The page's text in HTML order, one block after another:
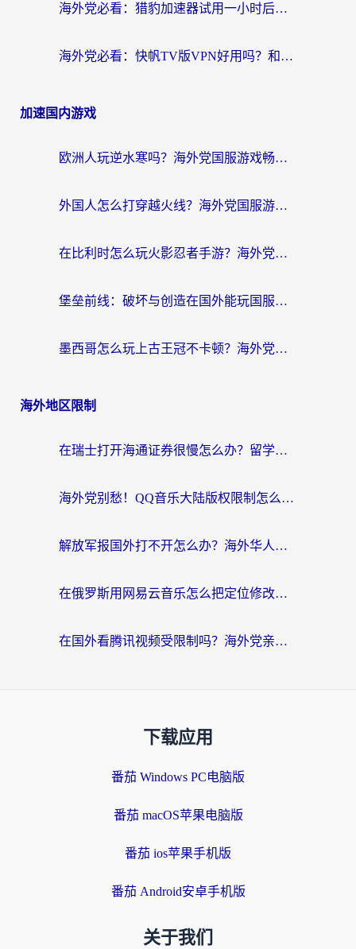
海外党必看：猎豹加速器试用一小时后，我终于找到无缝访问国内资源的正确姿势
海外党必看：快帆TV版VPN好用吗？和畅游VPN对比哪个回国效果更好？附实用选择指南
加速国内游戏
欧洲人玩逆水寒吗？海外党国服游戏畅玩终极指南（附低延迟秘籍）
外国人怎么打穿越火线？海外党国服游戏加速器终极攻略（附3大热门游戏解决方案）
在比利时怎么玩火影忍者手游？海外党亲测有效的国服游戏加速指南
堡垒前线：破坏与创造在国外能玩国服吗？海外玩家国服畅玩终极指南
墨西哥怎么玩上古王冠不卡顿？海外党国服游戏加速器选择全攻略
海外地区限制
在瑞士打开海通证券很慢怎么办？留学生&海外华人的回国加速全攻略
海外党别愁！QQ音乐大陆版权限制怎么破？附咪咕视频、B站地区限制解除全攻略
解放军报国外打不开怎么办？海外华人必备回国加速指南，看奥运拳击、听酷狗音乐全搞定
在俄罗斯用网易云音乐怎么把定位修改到中国国内？海外党听歌自由的钥匙找到了
在国外看腾讯视频受限制吗？海外党亲测有效的回国加速器选择指南
下载应用
番茄 Windows PC电脑版
番茄 macOS苹果电脑版
番茄 ios苹果手机版
番茄 Android安卓手机版
关于我们